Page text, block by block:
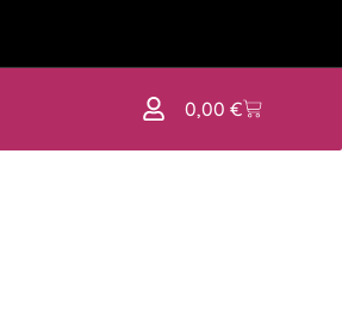
0,00 €